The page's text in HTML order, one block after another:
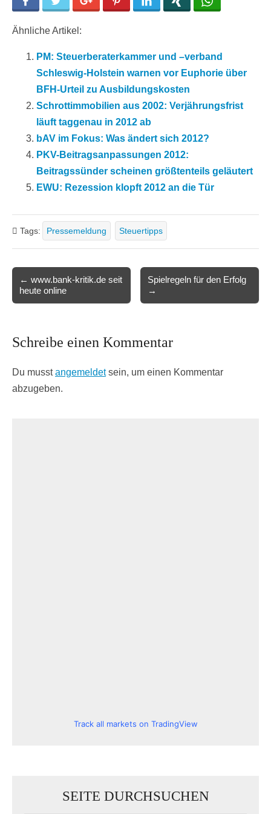
Ähnliche Artikel:
PM: Steuerberaterkammer und –verband
Schleswig-Holstein warnen vor Euphorie über
BFH-Urteil zu Ausbildungskosten
Schrottimmobilien aus 2002: Verjährungsfrist
läuft taggenau in 2012 ab
bAV im Fokus: Was ändert sich 2012?
PKV-Beitragsanpassungen 2012:
Beitragssünder scheinen größtenteils geläutert
EWU: Rezession klopft 2012 an die Tür
Tags: Pressemeldung Steuertipps
Post
navigation
← www.bank-kritik.de seit
heute online
Spielregeln für den Erfolg
→
Schreibe einen Kommentar
Du musstangemeldetsein, um einen Kommentar
abzugeben.
Track all markets on TradingView
SEITE DURCHSUCHEN